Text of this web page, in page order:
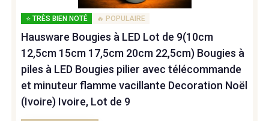
⭐ TRÈS BIEN NOTÉ 🔥 POPULAIRE
Hausware Bougies à LED Lot de 9(10cm
12,5cm 15cm 17,5cm 20cm 22,5cm) Bougies à
piles à LED Bougies pilier avec télécommande
et minuteur flamme vacillante Decoration Noël
(Ivoire) Ivoire, Lot de 9